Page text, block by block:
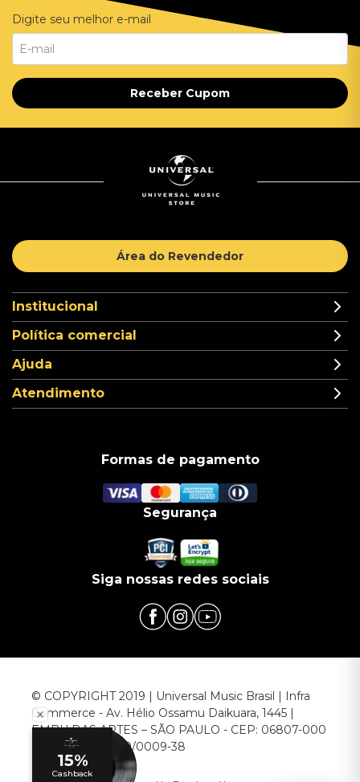
Digite seu melhor e-mail
Receber Cupom
Área do Revendedor
Institucional
Política comercial
Ajuda
Atendimento
Formas de pagamento
Segurança
Siga nossas redes sociais
© COPYRIGHT 2019 | Universal Music Brasil | Infra
Commerce - Av. Hélio Ossamu Daikuara, 1445 |
EMBU DAS ARTES – SÃO PAULO - CEP: 06807-000
CNPJ: 00.952.789/0009-38